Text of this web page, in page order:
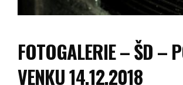
FOTOGALERIE – ŠD –
VENKU 14.12.2018